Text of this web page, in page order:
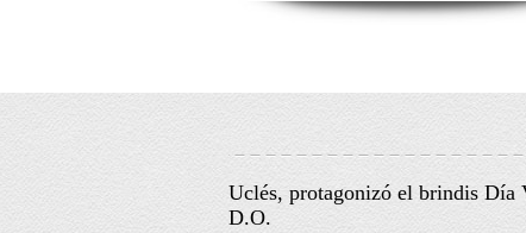
Uclés, protagonizó el brindis Día
D.O.